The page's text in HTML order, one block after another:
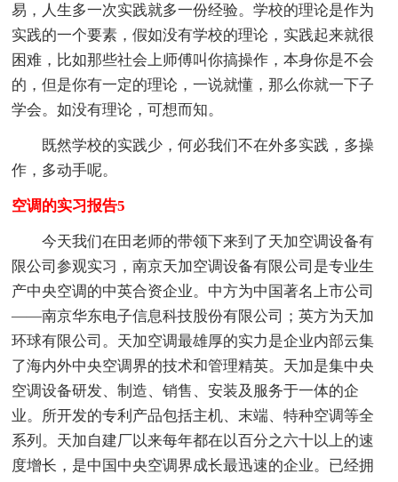
易，人生多一次实践就多一份经验。学校的理论是作为
实践的一个要素，假如没有学校的理论，实践起来就很
困难，比如那些社会上师傅叫你搞操作，本身你是不会
的，但是你有一定的理论，一说就懂，那么你就一下子
学会。如没有理论，可想而知。
既然学校的实践少，何必我们不在外多实践，多操
作，多动手呢。
空调的实习报告5
今天我们在田老师的带领下来到了天加空调设备有
限公司参观实习，南京天加空调设备有限公司是专业生
产中央空调的中英合资企业。中方为中国著名上市公司
——南京华东电子信息科技股份有限公司；英方为天加
环球有限公司。天加空调最雄厚的实力是企业内部云集
了海内外中央空调界的技术和管理精英。天加是集中央
空调设备研发、制造、销售、安装及服务于一体的企
业。所开发的专利产品包括主机、末端、特种空调等全
系列。天加自建厂以来每年都在以百分之六十以上的速
度增长，是中国中央空调界成长最迅速的企业。已经拥